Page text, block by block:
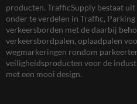
producten. TrafficSupply bestaat
onder te verdelen in Traffic, Parking
verkeersborden met de daarbij
verkeersbordpalen, oplaadpalen
wegmarkeringen rondom
veiligheidsproducten voor de
met een mooi design.